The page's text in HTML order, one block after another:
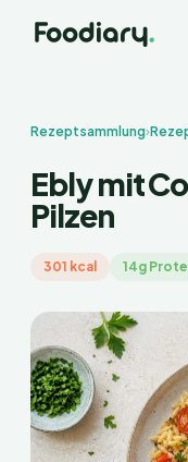
Rezeptsammlung›
Ebly mit
Pilzen
301 kcal 14g